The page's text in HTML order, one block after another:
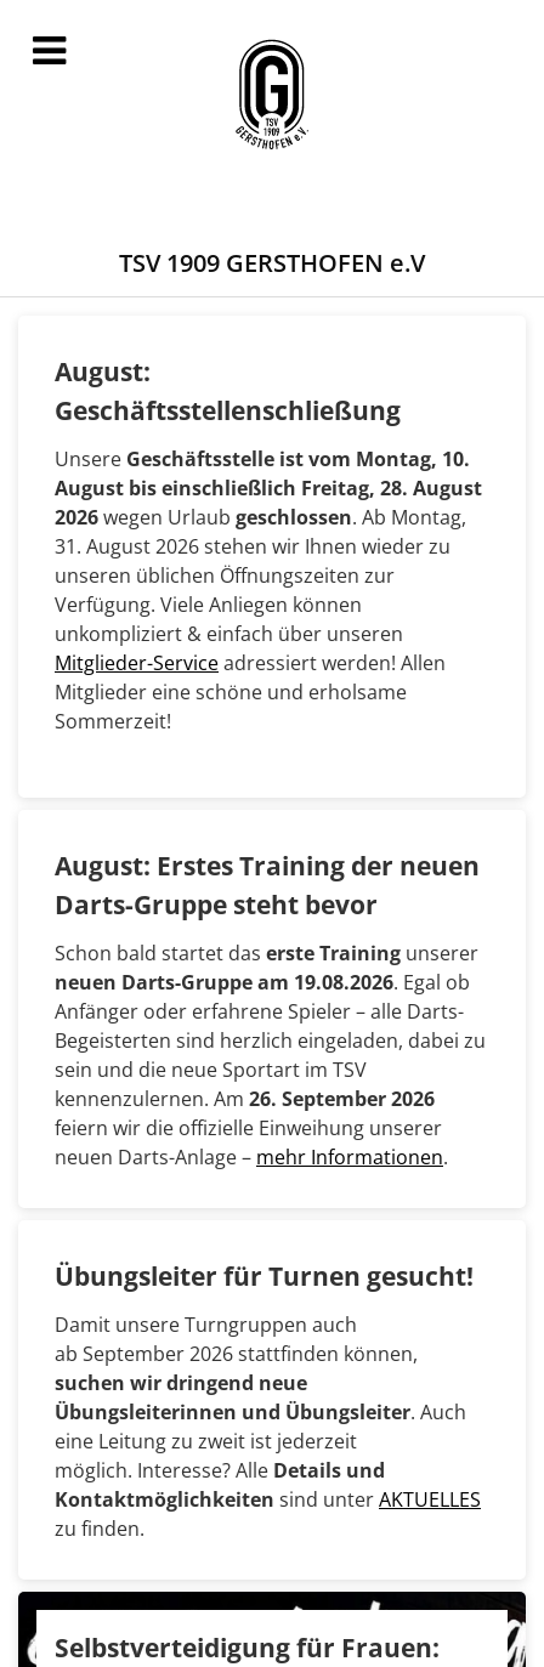
TSV 1909 GERSTHOFEN e.V
August:
Geschäftsstellenschließung
Unsere Geschäftsstelle ist vom Montag, 10.
August bis einschließlich Freitag, 28. August
2026wegen Urlaub geschlossen. Ab Montag,
31. August 2026 stehen wir Ihnen wieder zu
unseren üblichen Öffnungszeiten zur
Verfügung. Viele Anliegen können
unkompliziert & einfach über unseren
Mitglieder-Serviceadressiert werden! Allen
Mitglieder eine schöne und erholsame
Sommerzeit!
August: Erstes Training der neuen
Darts-Gruppe steht bevor
Schon bald startet das erste Training unserer
neuen Darts-Gruppe am 19.08.2026. Egal ob
Anfänger oder erfahrene Spieler – alle Darts-
Begeisterten sind herzlich eingeladen, dabei zu
sein und die neue Sportart im TSV
kennenzulernen. Am 26. September 2026
feiern wir die offizielle Einweihung unserer
neuen Darts-Anlage – mehr Informationen.
Übungsleiter für Turnen gesucht!
Damit unsere Turngruppen auch
ab September 2026 stattfinden können,
suchen wir dringend neue
Übungsleiterinnen und Übungsleiter. Auch
eine Leitung zu zweit ist jederzeit
möglich. Interesse? Alle Details und
Kontaktmöglichkeiten sind unterAKTUELLES
zu finden.
Selbstverteidigung für Frauen: